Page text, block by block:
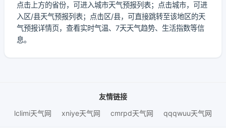
点击上方的省份，可进入城市天气预报列表；点击城市，可进
入区/县天气预报列表；点击区/县，可直接跳转至该地区的天
气预报详情页，查看实时气温、7天天气趋势、生活指数等信
息。
友情链接
lclimi天气网
xniye天气网 cmrpd天气网 qqqwuu天气网